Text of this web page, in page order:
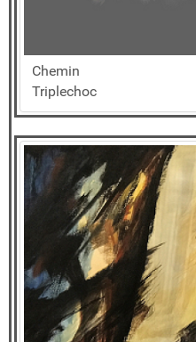
Chemin
Triplechoc